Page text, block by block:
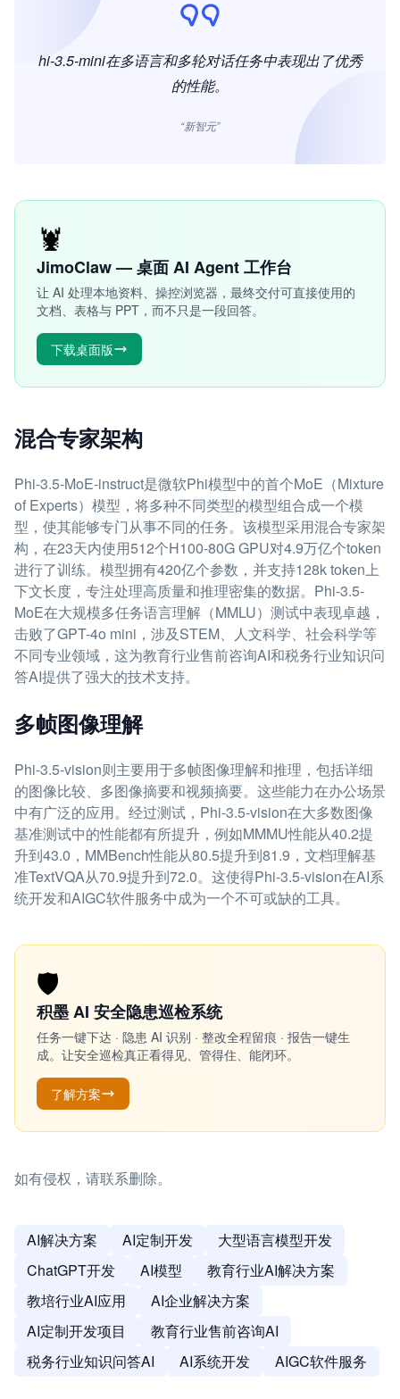
hi-3.5-mini在多语言和多轮对话任务中表现出了优秀
的性能。
“新智元”
🦞
JimoClaw — 桌面 AI Agent 工作台
让 AI 处理本地资料、操控浏览器，最终交付可直接使用的
文档、表格与 PPT，而不只是一段回答。
下载桌面版
混合专家架构
Phi-3.5-MoE-instruct是微软Phi模型中的首个MoE（Mixture
of Experts）模型，将多种不同类型的模型组合成一个模
型，使其能够专门从事不同的任务。该模型采用混合专家架
构，在23天内使用512个H100-80G GPU对4.9万亿个token
进行了训练。模型拥有420亿个参数，并支持128k token上
下文长度，专注处理高质量和推理密集的数据。Phi-3.5-
MoE在大规模多任务语言理解（MMLU）测试中表现卓越，
击败了GPT-4o mini，涉及STEM、人文科学、社会科学等
不同专业领域，这为教育行业售前咨询AI和税务行业知识问
答AI提供了强大的技术支持。
多帧图像理解
Phi-3.5-vision则主要用于多帧图像理解和推理，包括详细
的图像比较、多图像摘要和视频摘要。这些能力在办公场景
中有广泛的应用。经过测试，Phi-3.5-vision在大多数图像
基准测试中的性能都有所提升，例如MMMU性能从40.2提
升到43.0，MMBench性能从80.5提升到81.9，文档理解基
准TextVQA从70.9提升到72.0。这使得Phi-3.5-vision在AI系
统开发和AIGC软件服务中成为一个不可或缺的工具。
🛡️
积墨 AI 安全隐患巡检系统
任务一键下达 · 隐患 AI 识别 · 整改全程留痕 · 报告一键生
成。让安全巡检真正看得见、管得住、能闭环。
了解方案
如有侵权，请联系删除。
AI解决方案 AI定制开发
大型语言模型开发
ChatGPT开发
AI模型
教育行业AI解决方案
教培行业AI应用
AI企业解决方案
AI定制开发项目
教育行业售前咨询AI
税务行业知识问答AI
AI系统开发 AIGC软件服务